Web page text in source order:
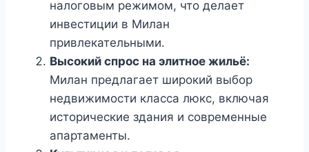
налоговым режимом, что делает
инвестиции в Милан
привлекательными.
Высокий спрос на элитное жильё:
Милан предлагает широкий выбор
недвижимости класса люкс, включая
исторические здания и современные
апартаменты.